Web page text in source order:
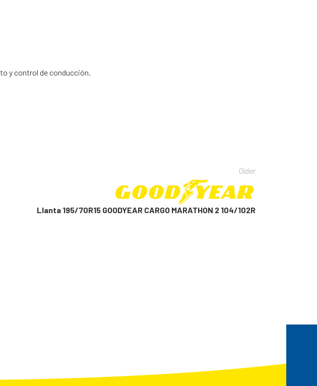
y control de conducción.
Older
Llanta 195/70R15 GOODYEAR CARGO MARATHON 2 104/102R